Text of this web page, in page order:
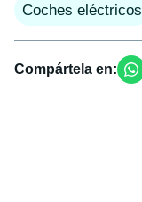
Coches eléctricos
Compártela en: